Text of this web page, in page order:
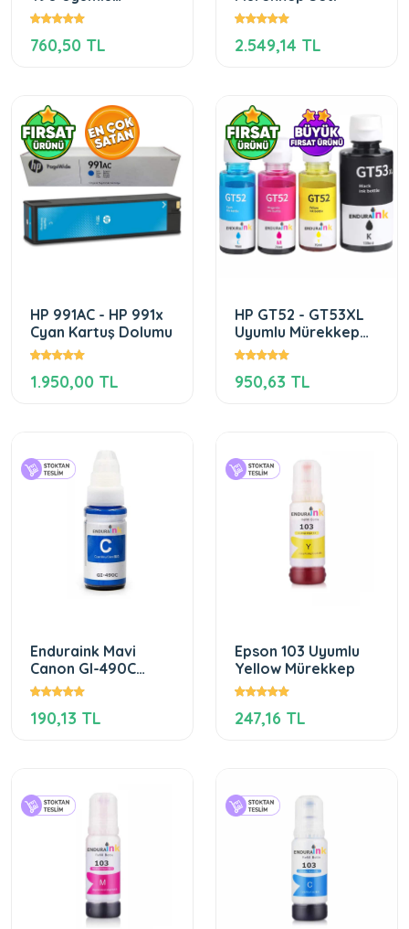
Mürekkep Takımı
760,50 TL 2.549,14 TL
HP 991AC - HP 991x
Cyan Kartuş Dolumu
1.950,00 TL
HP GT52 - GT53XL
Uyumlu Mürekkep
Seti
950,63 TL
Enduraink Mavi
Canon GI-490C
Uyumlu Mürekkep
190,13 TL
Epson 103 Uyumlu
Yellow Mürekkep
247,16 TL